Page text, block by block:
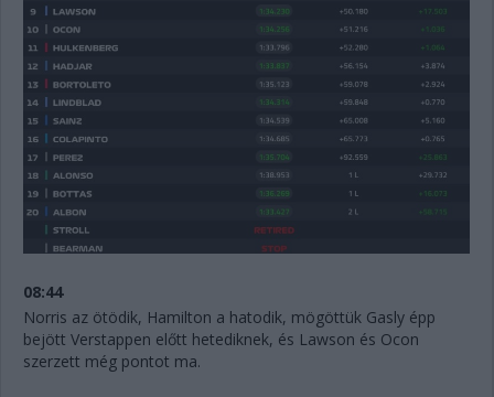
08:44
Norris az ötödik, Hamilton a hatodik, mögöttük Gasly épp
bejött Verstappen előtt hetediknek, és Lawson és Ocon
szerzett még pontot ma.